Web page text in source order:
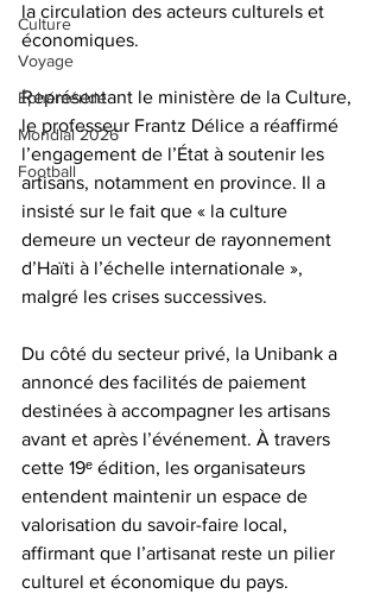
Culture
Voyage
Éphéméride
Mondial 2026
Football
la circulation des acteurs culturels et
économiques.
Représentant le ministère de la Culture,
le professeur Frantz Délice a réaffirmé
l’engagement de l’État à soutenir les
artisans, notamment en province. Il a
insisté sur le fait que « la culture
demeure un vecteur de rayonnement
d’Haïti à l’échelle internationale »,
malgré les crises successives.
Du côté du secteur privé, la Unibank a
annoncé des facilités de paiement
destinées à accompagner les artisans
avant et après l’événement. À travers
cette 19ᵉ édition, les organisateurs
entendent maintenir un espace de
valorisation du savoir-faire local,
affirmant que l’artisanat reste un pilier
culturel et économique du pays.